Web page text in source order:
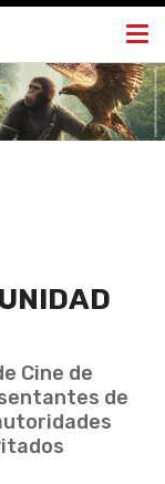
Cine de
de